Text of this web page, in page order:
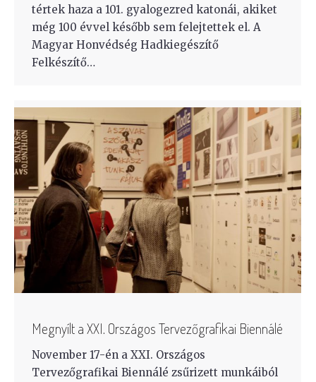
tértek haza a 101. gyalogezred katonái, akiket
még 100 évvel később sem felejtettek el. A
Magyar Honvédség Hadkiegészítő
Felkészítő…
Megnyílt a XXI. Országos Tervezőgrafikai Biennálé
November 17-én a XXI. Országos
Tervezőgrafikai Biennálé zsűrizett munkáiból